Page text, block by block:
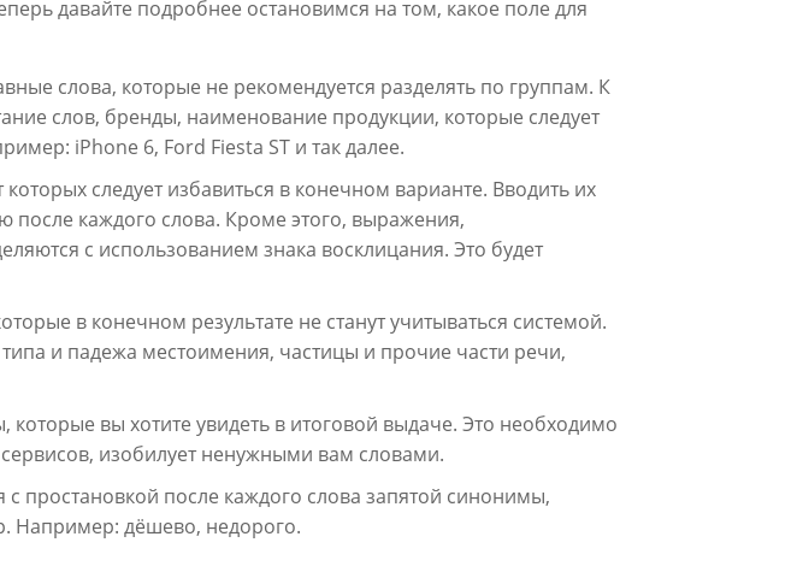
давайте подробнее остановимся на том, какое поле для
слова, которые не рекомендуется разделять по группам. К
слов, бренды, наименование продукции, которые следует
iPhone 6, Ford Fiesta ST и так далее.
следует избавиться в конечном варианте. Вводить их
после каждого слова. Кроме этого, выражения,
с использованием знака восклицания. Это будет
в конечном результате не станут учитываться системой.
и падежа местоимения, частицы и прочие части речи,
вы хотите увидеть в итоговой выдаче. Это необходимо
сервисов, изобилует ненужными вам словами.
простановкой после каждого слова запятой синонимы,
Например: дёшево, недорого.